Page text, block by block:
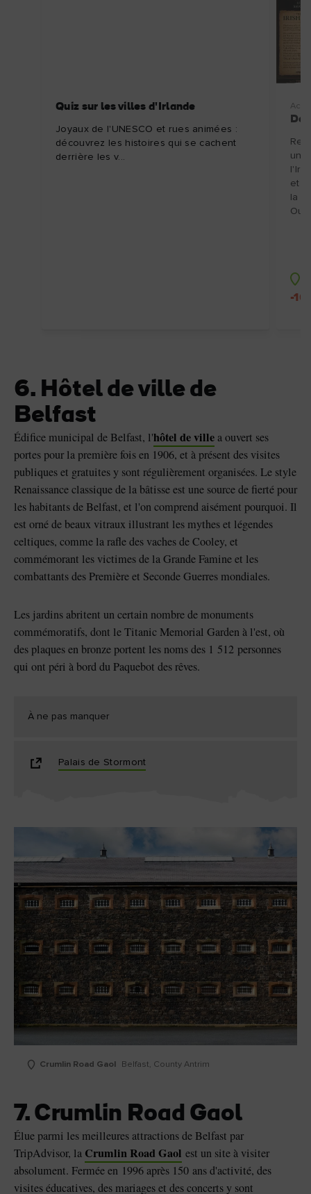
Quiz sur les villes d'Irlande
Joyaux de l'UNESCO et rues animées :
découvrez les histoires qui se cachent
derrière les v...
une
et
la
-10
6. Hôtel de ville de
Belfast
Édifice municipal de Belfast, l'hôtel de ville a ouvert ses
portes pour la première fois en 1906, et à présent des visites
publiques et gratuites y sont régulièrement organisées. Le style
Renaissance classique de la bâtisse est une source de fierté pour
les habitants de Belfast, et l'on comprend aisément pourquoi. Il
est orné de beaux vitraux illustrant les mythes et légendes
celtiques, comme la rafle des vaches de Cooley, et
commémorant les victimes de la Grande Famine et les
combattants des Première et Seconde Guerres mondiales.
Les jardins abritent un certain nombre de monuments
commémoratifs, dont le Titanic Memorial Garden à l'est, où
des plaques en bronze portent les noms des 1 512 personnes
qui ont péri à bord du Paquebot des rêves.
À ne pas manquer
Palais de Stormont
Crumlin Road Gaol Belfast, County Antrim
7. Crumlin Road Gaol
Élue parmi les meilleures attractions de Belfast par
TripAdvisor, la Crumlin Road Gaol est un site à visiter
absolument. Fermée en 1996 après 150 ans d'activité, des
visites éducatives, des mariages et des concerts y sont